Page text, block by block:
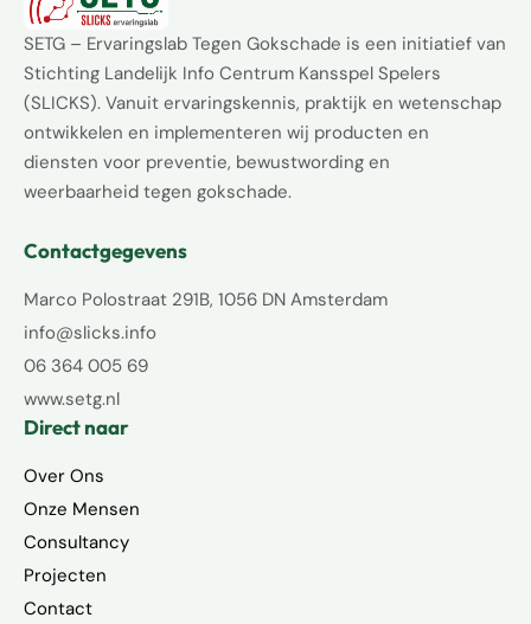
SETG – Ervaringslab Tegen Gokschade is een initiatief van
Stichting Landelijk Info Centrum Kansspel Spelers
(SLICKS). Vanuit ervaringskennis, praktijk en wetenschap
ontwikkelen en implementeren wij producten en
diensten voor preventie, bewustwording en
weerbaarheid tegen gokschade.
Contactgegevens
Marco Polostraat 291B, 1056 DN Amsterdam
info@slicks.info
06 364 005 69
www.setg.nl
Direct naar
Over Ons
Onze Mensen
Consultancy
Projecten
Contact